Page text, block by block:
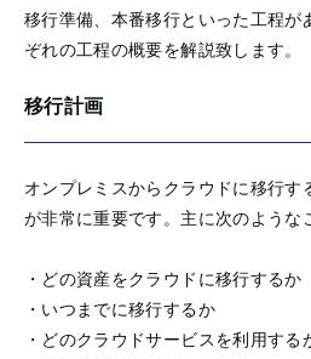
移行準備、本番移行といった工程が
ぞれの工程の概要を解説致します。
移行計画
オンプレミスからクラウドに移行す
が非常に重要です。主に次のような
・どの資産をクラウドに移行するか
・いつまでに移行するか
・どのクラウドサービスを利用する